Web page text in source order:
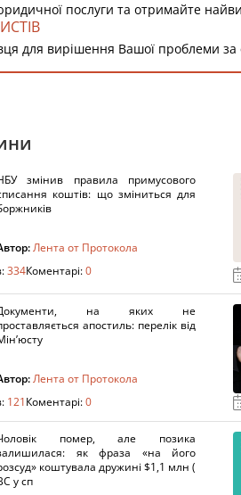
послуги та отримайте
для вирішення Вашої проблеми
змінив правила примусового
коштів: що зміниться для
Лента от Протокола
334Коментарі:0
на яких не
апостиль: перелік від
Лента от Протокола
121Коментарі:0
помер, але позика
як фраза «на його
коштувала дружині $1,1 млн (
у сп